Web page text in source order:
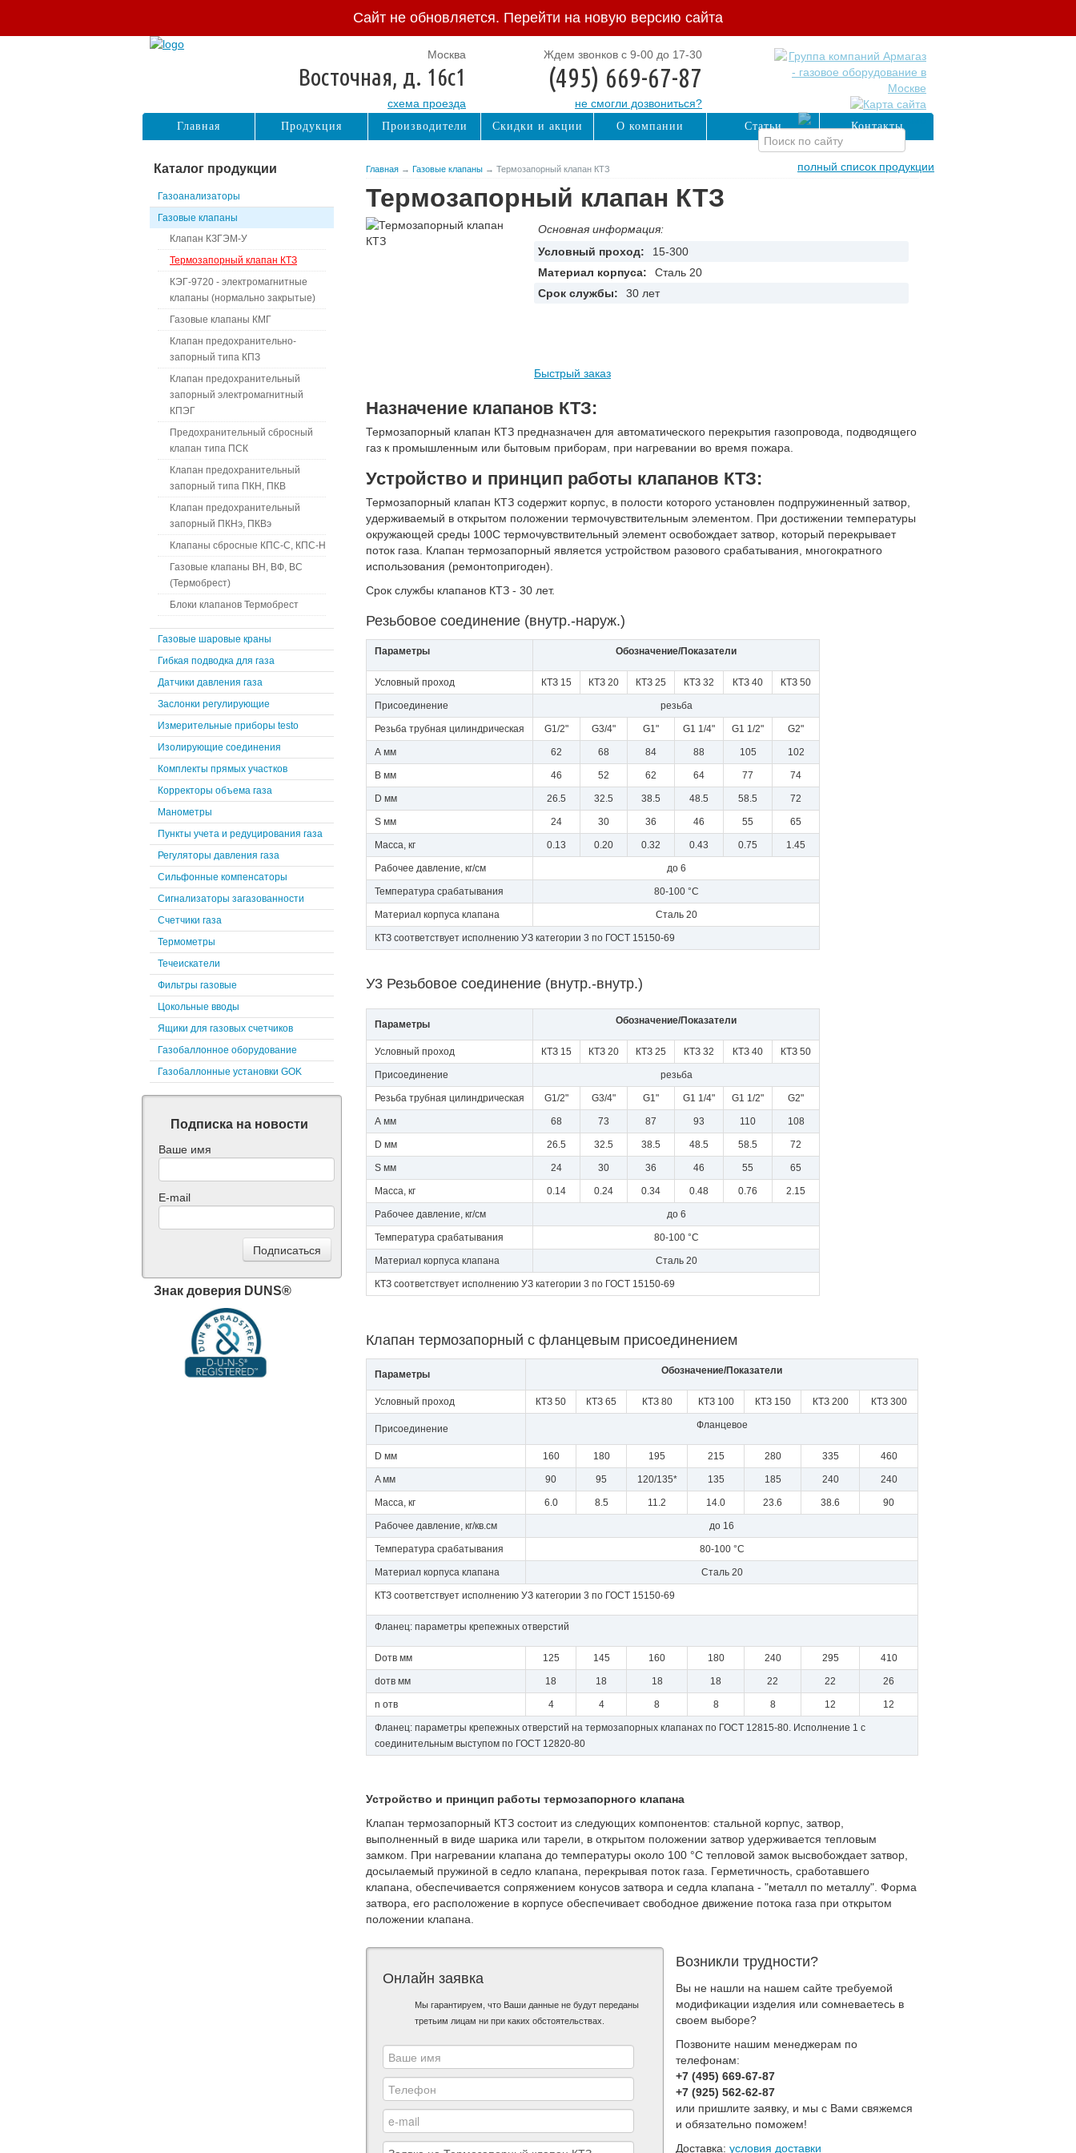
Сайт не обновляется. Перейти на новую версию сайта
Главная → Газовые клапаны → Термозапорный клапан КТЗ
Термозапорный клапан КТЗ
Основная информация:
Условный проход:
15-300
Материал корпуса:
Сталь 20
Срок службы:
30 лет
Быстрый заказ
Назначение клапанов КТЗ:
Термозапорный клапан КТЗ предназначен для автоматического перекрытия газопровода, подводящего
газ к промышленным или бытовым приборам, при нагревании во время пожара.
Устройство и принцип работы клапанов КТЗ:
Термозапорный клапан КТЗ содержит корпус, в полости которого установлен подпружиненный затвор,
удерживаемый в открытом положении термочувствительным элементом. При достижении температуры
окружающей среды 100С термочувствительный элемент освобождает затвор, который перекрывает
поток газа. Клапан термозапорный является устройством разового срабатывания, многократного
использования (ремонтопригоден).
Срок службы клапанов КТЗ - 30 лет.
Резьбовое соединение (внутр.-наруж.)
Параметры Обозначение/Показатели
Условный проход КТЗ 15 КТЗ 20 КТЗ 25 КТЗ 32 КТЗ 40 КТЗ 50
Присоединение резьба
Резьба трубная цилиндрическая G1/2" G3/4" G1" G1 1/4" G1 1/2" G2"
А мм 62 68 84 88 105 102
В мм 46 52 62 64 77 74
D мм 26.5 32.5 38.5 48.5 58.5 72
S мм 24 30 36 46 55 65
Масса, кг 0.13 0.20 0.32 0.43 0.75 1.45
Рабочее давление, кг/см до 6
Температура срабатывания 80-100 °С
Материал корпуса клапана Сталь 20
КТЗ соответствует исполнению УЗ категории 3 по ГОСТ 15150-69
У3 Резьбовое соединение (внутр.-внутр.)
Параметры Обозначение/Показатели
Условный проход КТЗ 15 КТЗ 20 КТЗ 25 КТЗ 32 КТЗ 40 КТЗ 50
Присоединение резьба
Резьба трубная цилиндрическая G1/2" G3/4" G1" G1 1/4" G1 1/2" G2"
А мм 68 73 87 93 110 108
D мм 26.5 32.5 38.5 48.5 58.5 72
S мм 24 30 36 46 55 65
Масса, кг 0.14 0.24 0.34 0.48 0.76 2.15
Рабочее давление, кг/см до 6
Температура срабатывания 80-100 °С
Материал корпуса клапана Сталь 20
КТЗ соответствует исполнению УЗ категории 3 по ГОСТ 15150-69
Клапан термозапорный с фланцевым присоединением
Параметры Обозначение/Показатели
Условный проход КТЗ 50 КТЗ 65 КТЗ 80 КТЗ 100 КТЗ 150 КТЗ 200 КТЗ 300
Присоединение Фланцевое
D мм 160 180 195 215 280 335 460
A мм 90 95 120/135* 135 185 240 240
Масса, кг 6.0 8.5 11.2 14.0 23.6 38.6 90
Рабочее давление, кг/кв.см до 16
Температура срабатывания 80-100 °С
Материал корпуса клапана Сталь 20
КТЗ соответствует исполнению УЗ категории 3 по ГОСТ 15150-69
Фланец: параметры крепежных отверстий
Dотв мм 125 145 160 180 240 295 410
dотв мм 18 18 18 18 22 22 26
n отв 4 4 8 8 8 12 12
Фланец: параметры крепежных отверстий на термозапорных клапанах по ГОСТ 12815-80. Исполнение 1 с
соединительным выступом по ГОСТ 12820-80
Устройство и принцип работы термозапорного клапана
Клапан термозапорный КТЗ состоит из следующих компонентов: стальной корпус, затвор,
выполненный в виде шарика или тарели, в открытом положении затвор удерживается тепловым
замком. При нагревании клапана до температуры около 100 °С тепловой замок высвобождает затвор,
досылаемый пружиной в седло клапана, перекрывая поток газа. Герметичность, сработавшего
клапана, обеспечивается сопряжением конусов затвора и седла клапана - "металл по металлу". Форма
затвора, его расположение в корпусе обеспечивает свободное движение потока газа при открытом
положении клапана.
Онлайн заявка
Мы гарантируем, что Ваши данные не будут переданы
третьим лицам ни при каких обстоятельствах.
Возникли трудности?
Вы не нашли на нашем сайте требуемой
модификации изделия или сомневаетесь в
своем выборе?
Позвоните нашим менеджерам по
телефонам:
+7 (495) 669-67-87
+7 (925) 562-62-87
или пришлите заявку, и мы с Вами свяжемся
и обязательно поможем!
Доставка: условия доставки
Каталог продукции
Газоанализаторы
Газовые клапаны
Клапан КЗГЭМ-У
Термозапорный клапан КТЗ
КЭГ-9720 - электромагнитные
клапаны (нормально закрытые)
Газовые клапаны КМГ
Клапан предохранительно-
запорный типа КПЗ
Клапан предохранительный
запорный электромагнитный
КПЭГ
Предохранительный сбросный
клапан типа ПСК
Клапан предохранительный
запорный типа ПКН, ПКВ
Клапан предохранительный
запорный ПКНэ, ПКВэ
Клапаны сбросные КПС-С, КПС-Н
Газовые клапаны ВН, ВФ, ВС
(Термобрест)
Блоки клапанов Термобрест
Газовые шаровые краны
Гибкая подводка для газа
Датчики давления газа
Заслонки регулирующие
Измерительные приборы testo
Изолирующие соединения
Комплекты прямых участков
Корректоры объема газа
Манометры
Пункты учета и редуцирования газа
Регуляторы давления газа
Сильфонные компенсаторы
Сигнализаторы загазованности
Счетчики газа
Термометры
Течеискатели
Фильтры газовые
Цокольные вводы
Ящики для газовых счетчиков
Газобаллонное оборудование
Газобаллонные установки GOK
Подписка на новости
Ваше имя
E-mail
Знак доверия DUNS®
Москва
Восточная, д. 16с1
схема проезда
Ждем звонков с 9-00 до 17-30
(495) 669-67-87
не смогли дозвониться?
полный список продукции
Главная Продукция Производители Скидки и акции О компании Статьи Контакты